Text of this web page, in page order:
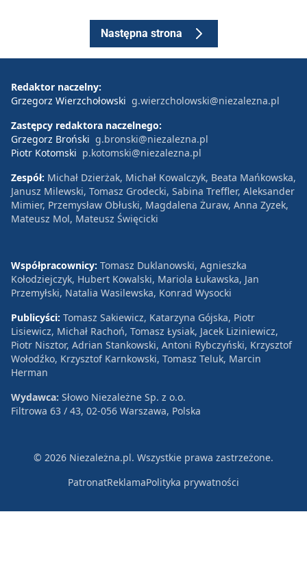
Następna strona
Redaktor naczelny:
Grzegorz Wierzchołowski g.wierzcholowski@niezalezna.pl
Zastępcy redaktora naczelnego:
Grzegorz Broński g.bronski@niezalezna.pl
Piotr Kotomski p.kotomski@niezalezna.pl
Zespół: Michał Dzierżak, Michał Kowalczyk, Beata Mańkowska,
Janusz Milewski, Tomasz Grodecki, Sabina Treffler, Aleksander
Mimier, Przemysław Obłuski, Magdalena Żuraw, Anna Zyzek,
Mateusz Mol, Mateusz Święcicki
Współpracownicy: Tomasz Duklanowski, Agnieszka
Kołodziejczyk, Hubert Kowalski, Mariola Łukawska, Jan
Przemyłski, Natalia Wasilewska, Konrad Wysocki
Publicyści: Tomasz Sakiewicz, Katarzyna Gójska, Piotr
Lisiewicz, Michał Rachoń, Tomasz Łysiak, Jacek Liziniewicz,
Piotr Nisztor, Adrian Stankowski, Antoni Rybczyński, Krzysztof
Wołodźko, Krzysztof Karnkowski, Tomasz Teluk, Marcin
Herman
Wydawca: Słowo Niezależne Sp. z o.o.
Filtrowa 63 / 43, 02-056 Warszawa, Polska
© 2026 Niezależna.pl. Wszystkie prawa zastrzeżone.
PatronatReklamaPolityka prywatności